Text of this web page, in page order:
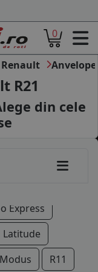
0
R21
din cele
Express
Latitude
Modus
R11